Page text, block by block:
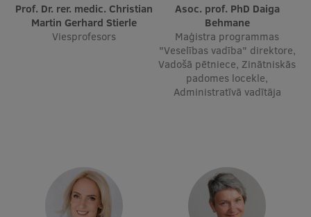
Prof. Dr. rer. medic. Christian
Martin Gerhard Stierle
Viesprofesors
Asoc. prof. PhD Daiga
Behmane
Maģistra programmas
"Veselības vadība" direktore,
Vadošā pētniece, Zinātniskās
padomes locekle,
Administratīvā vadītāja